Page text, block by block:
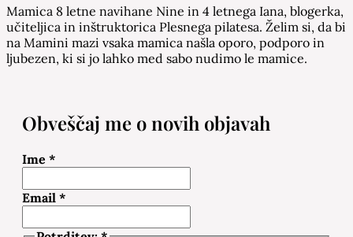
Mamica 8 letne navihane Nine in 4 letnega Iana, blogerka,
učiteljica in inštruktorica Plesnega pilatesa. Želim si, da bi
na Mamini mazi vsaka mamica našla oporo, podporo in
ljubezen, ki si jo lahko med sabo nudimo le mamice.
Obveščaj me o novih objavah
Ime *
Email *